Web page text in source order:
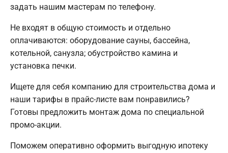
задать нашим мастерам по телефону.
Не входят в общую стоимость и отдельно
оплачиваются: оборудование сауны, бассейна,
котельной, санузла; обустройство камина и
установка печки.
Ищете для себя компанию для строительства дома и
наши тарифы в прайс-листе вам понравились?
Готовы предложить монтаж дома по специальной
промо-акции.
Поможем оперативно оформить выгодную ипотеку